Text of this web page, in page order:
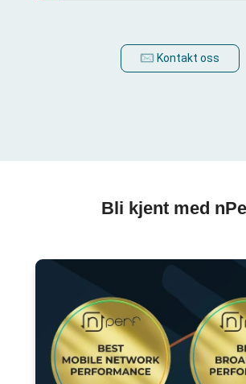
Kontakt oss
Bli kjent med